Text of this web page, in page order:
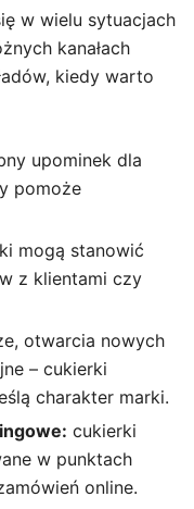
w wielu sytuacjach
kanałach
kiedy warto
upominek dla
pomoże
mogą stanowić
z klientami czy
otwarcia nowych
– cukierki
charakter marki.
cukierki
w punktach
online.